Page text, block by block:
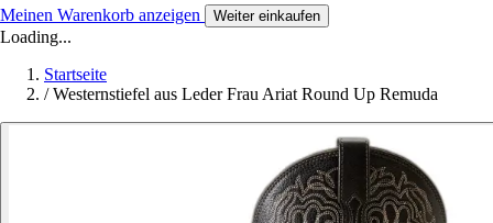
Meinen Warenkorb anzeigen Weiter einkaufen
Loading...
Startseite
/ Westernstiefel aus Leder Frau Ariat Round Up Remuda